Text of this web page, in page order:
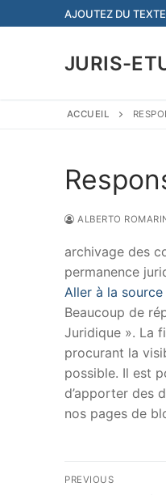
au
AJOUTEZ DU
JURIS-
ACCUEIL
ALBERTO
archivage des
permanence
Aller à la source
Beaucoup de
Juridique ». La
procurant la
possible. Il est
d’apporter des
nos pages de
PREVIOUS